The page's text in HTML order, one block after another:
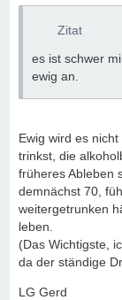
Zitat
es ist schwer
ewig an.
Ewig wird es
trinkst, die
früheres Ableben
demnächst 70,
weitergetrunken
leben.
(Das Wichtigste,
da der ständige
LG Gerd